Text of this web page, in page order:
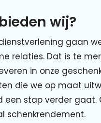
wij?
gaan
relaties. Dat is te
in onze
die we op maat
een stap verder gaat.
schenkrendement.